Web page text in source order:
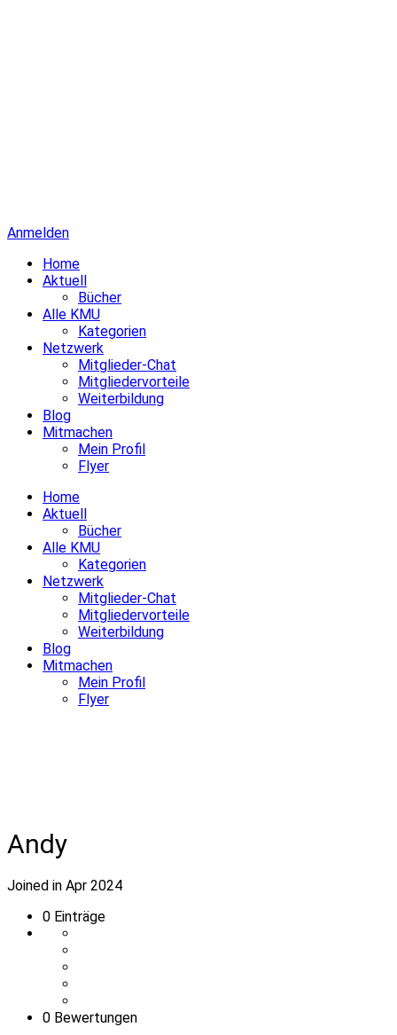
Anmelden
Home
Aktuell
Bücher
Alle KMU
Kategorien
Netzwerk
Mitglieder-Chat
Mitgliedervorteile
Weiterbildung
Blog
Mitmachen
Mein Profil
Flyer
Home
Aktuell
Bücher
Alle KMU
Kategorien
Netzwerk
Mitglieder-Chat
Mitgliedervorteile
Weiterbildung
Blog
Mitmachen
Mein Profil
Flyer
Andy
Joined in Apr 2024
0 Einträge
0 Bewertungen